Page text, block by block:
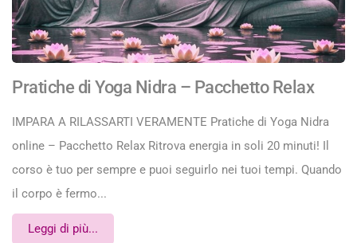
Pratiche di Yoga Nidra – Pacchetto Relax
IMPARA A RILASSARTI VERAMENTE Pratiche di Yoga Nidra
online – Pacchetto Relax Ritrova energia in soli 20 minuti! Il
corso è tuo per sempre e puoi seguirlo nei tuoi tempi. Quando
il corpo è fermo...
Leggi di più...